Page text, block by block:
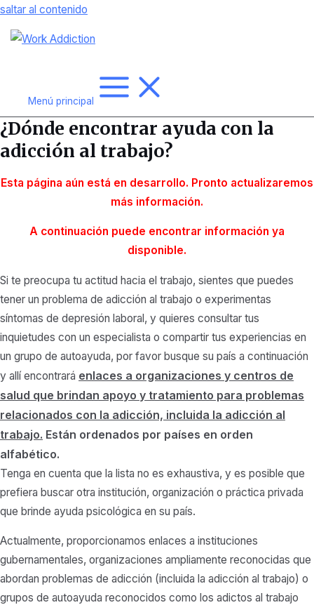
saltar al contenido
Menú principal
¿Dónde encontrar ayuda con la
adicción al trabajo?
Esta página aún está en desarrollo. Pronto actualizaremos
más información.
A continuación puede encontrar información ya
disponible.
Si te preocupa tu actitud hacia el trabajo, sientes que puedes
tener un problema de adicción al trabajo o experimentas
síntomas de depresión laboral, y quieres consultar tus
inquietudes con un especialista o compartir tus experiencias en
un grupo de autoayuda, por favor busque su país a continuación
y allí encontrará enlaces a organizaciones y centros de
salud que brindan apoyo y tratamiento para problemas
relacionados con la adicción, incluida la adicción al
trabajo. Están ordenados por países en orden
alfabético.
Tenga en cuenta que la lista no es exhaustiva, y es posible que
prefiera buscar otra institución, organización o práctica privada
que brinde ayuda psicológica en su país.
Actualmente, proporcionamos enlaces a instituciones
gubernamentales, organizaciones ampliamente reconocidas que
abordan problemas de adicción (incluida la adicción al trabajo) o
grupos de autoayuda reconocidos como los adictos al trabajo